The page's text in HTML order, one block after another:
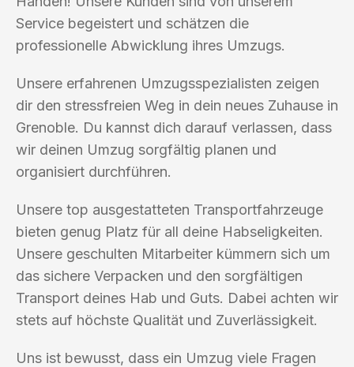
Service begeistert und schätzen die
professionelle Abwicklung ihres Umzugs.
Unsere erfahrenen Umzugsspezialisten zeigen
dir den stressfreien Weg in dein neues Zuhause in
Grenoble. Du kannst dich darauf verlassen, dass
wir deinen Umzug sorgfältig planen und
organisiert durchführen.
Unsere top ausgestatteten Transportfahrzeuge
bieten genug Platz für all deine Habseligkeiten.
Unsere geschulten Mitarbeiter kümmern sich um
das sichere Verpacken und den sorgfältigen
Transport deines Hab und Guts. Dabei achten wir
stets auf höchste Qualität und Zuverlässigkeit.
Uns ist bewusst, dass ein Umzug viele Fragen